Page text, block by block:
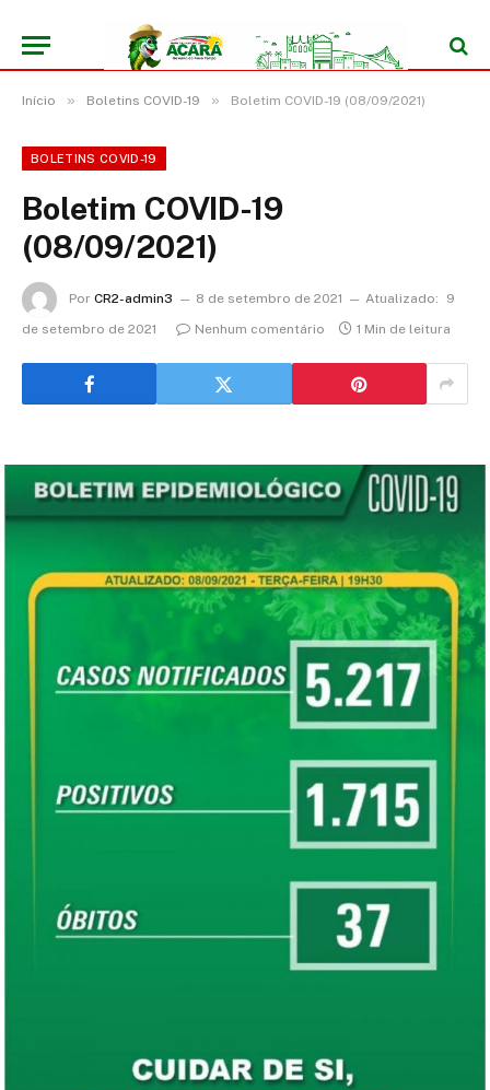
Início » Boletins COVID-19 » Boletim COVID-19 (08/09/2021)
BOLETINS COVID-19
Boletim COVID-19
(08/09/2021)
Por CR2-admin3 8 de setembro de 2021 Atualizado:
9
de setembro de 2021
Nenhum comentário 1 Min de leitura